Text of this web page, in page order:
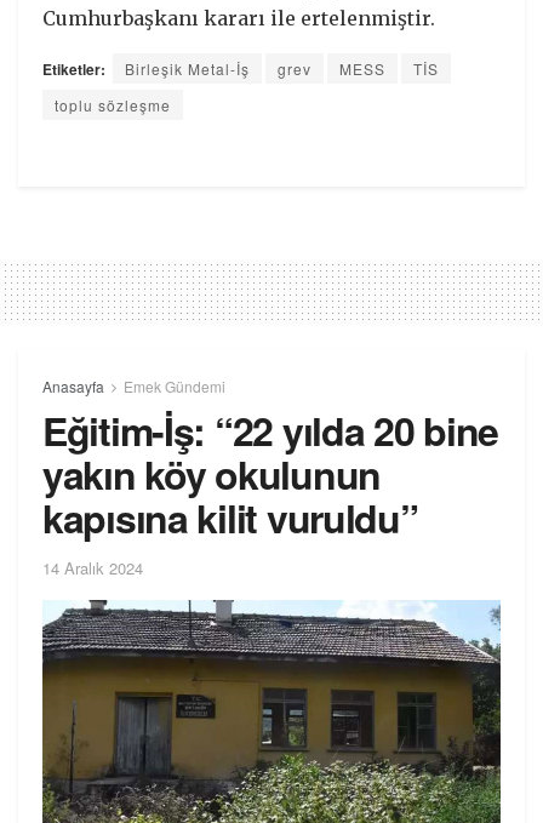
Cumhurbaşkanı kararı ile ertelenmiştir.
Etiketler: Birleşik Metal-İş grev MESS
TİS
toplu sözleşme
Anasayfa Emek Gündemi
Eğitim-İş: “22 yılda 20 bine
yakın köy okulunun
kapısına kilit vuruldu”
14 Aralık 2024